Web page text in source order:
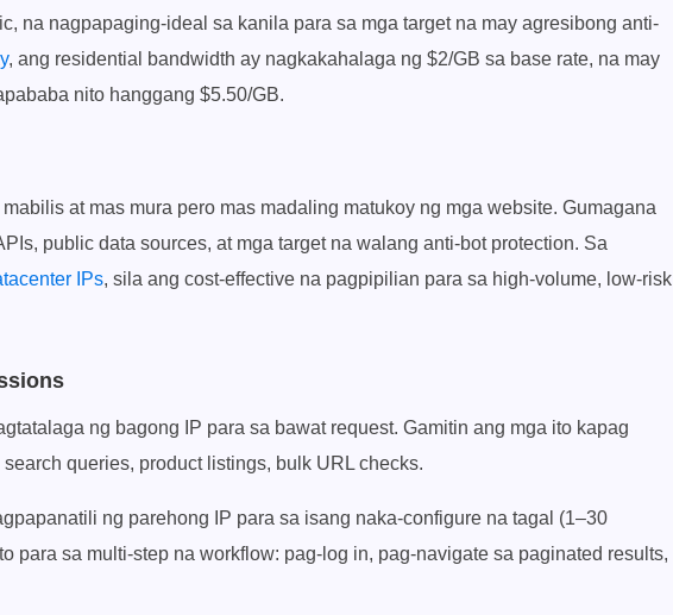
na nagpapaging-ideal sa kanila para sa mga target na may agresibong anti-
, ang residential bandwidth ay nagkakahalaga ng $2/GB sa base rate, na may
nito hanggang $5.50/GB.
at mas mura pero mas madaling matukoy ng mga website. Gumagana
public data sources, at mga target na walang anti-bot protection. Sa
IPs, sila ang cost-effective na pagpipilian para sa high-volume, low-risk
ng bagong IP para sa bawat request. Gamitin ang mga ito kapag
queries, product listings, bulk URL checks.
ng parehong IP para sa isang naka-configure na tagal (1–30
para sa multi-step na workflow: pag-log in, pag-navigate sa paginated results,